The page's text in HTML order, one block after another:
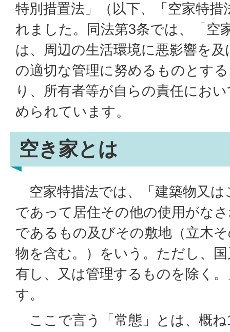
特別措置法」（以下、「空家特
れました。同法第3条では、「空
は、周辺の生活環境に悪影響を
の適切な管理に努めるものとす
り、所有者等が自らの責任にお
められています。
空き家とは
空家特措法では、「建築物又は
であって居住その他の使用がな
であるもの及びその敷地（立木
物を含む。）をいう。ただし、
有し、又は管理するものを除く
す。
ここで言う「常態」とは、概